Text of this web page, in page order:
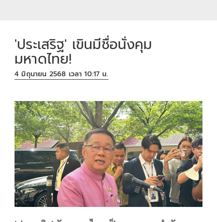
'ประเสริฐ' เขินมีชื่อนั่งคุม
มหาดไทย!
4 มิถุนายน 2568 เวลา 10:17 น.